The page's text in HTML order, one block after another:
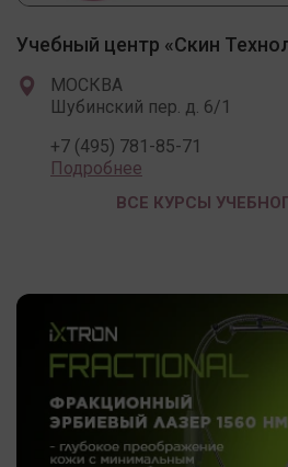
Учебный центр «Скин
МОСКВА
Шубинский пер. д. 6/1
+7 (495) 781-85-71
Подробнее
ВСЕ КУРСЫ